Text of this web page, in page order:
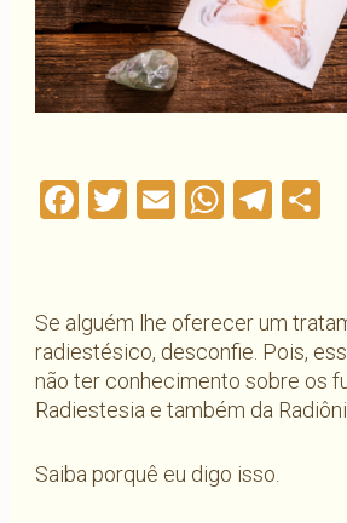
Facebook
Twitter
Email
Se alguém lhe oferecer um
radiestésico, desconfie. Pois,
não ter conhecimento sobre os
Radiestesia e também da
Saiba porquê eu digo isso.